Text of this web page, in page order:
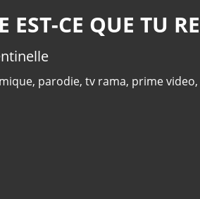
, parodie, tv rama, prime video,